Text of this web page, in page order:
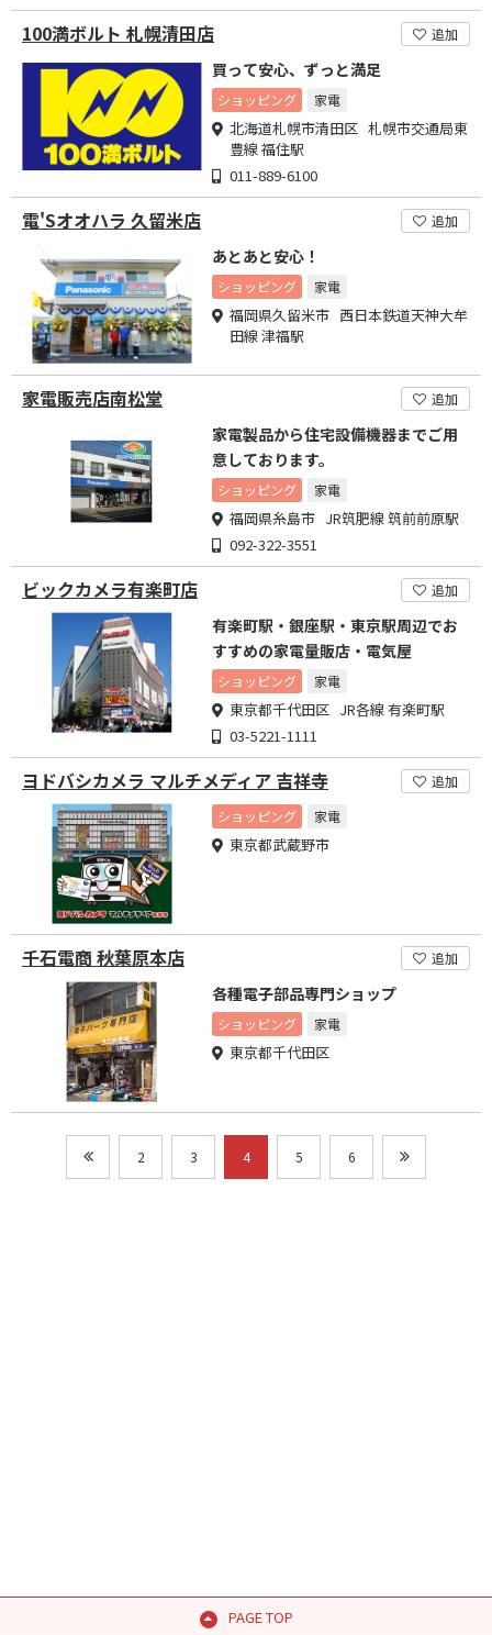
100満ボルト 札幌清田店 追加
買って安心、ずっと満足
ショッピング 家電
北海道札幌市清田区 札幌市交通局東
豊線 福住駅
011-889-6100
電'Sオオハラ 久留米店 追加
あとあと安心！
ショッピング 家電
福岡県久留米市 西日本鉄道天神大牟
田線 津福駅
家電販売店南松堂 追加
家電製品から住宅設備機器までご用
意しております。
ショッピング 家電
福岡県糸島市 JR筑肥線 筑前前原駅
092-322-3551
ビックカメラ有楽町店 追加
有楽町駅・銀座駅・東京駅周辺でお
すすめの家電量販店・電気屋
ショッピング 家電
東京都千代田区 JR各線 有楽町駅
03-5221-1111
ヨドバシカメラ マルチメディア 吉祥寺
追加
ショッピング
家電
東京都武蔵野市
千石電商 秋葉原本店 追加
各種電子部品専門ショップ
ショッピング 家電
東京都千代田区
2 3 4 5 6
PAGE TOP